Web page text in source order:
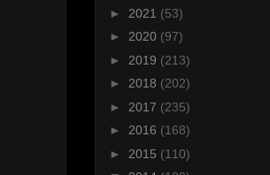
► 2021 (53)
► 2020 (97)
► 2019 (213)
► 2018 (202)
► 2017 (235)
► 2016 (168)
► 2015 (110)